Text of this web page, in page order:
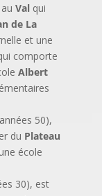
Valqui
de La
et une
comporte
Albert
50),
du Plateau
école
30), est